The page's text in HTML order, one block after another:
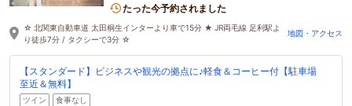
たった今予約されました
☆ 北関東自動車道 太田桐生インターより車で15分 ★ JR両毛線 足利駅よ
り徒歩7分 / タクシーで3分 ☆
地図・アクセス
【スタンダード】ビジネスや観光の拠点に♪軽食＆コーヒー付【駐車場
至近＆無料】
ツイン 食事なし